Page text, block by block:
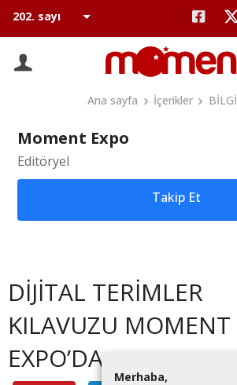
Ana sayfa İçerikler
Moment Expo
Editöryel
Takip Et
DİJİTAL TERİMLER
KILAVUZU MOMENT
EXPO’DA
Merhaba,